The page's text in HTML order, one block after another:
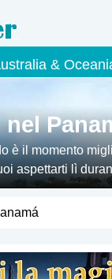
&
è il momento
aspettarti lì